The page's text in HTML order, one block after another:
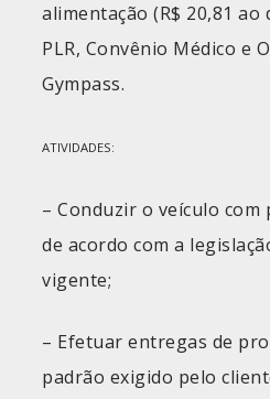
alimentação (R$ 20,81 ao
PLR, Convênio Médico e
Gympass.
ATIVIDADES:
– Conduzir o veículo com
de acordo com a
vigente;
– Efetuar entregas de
padrão exigido pelo